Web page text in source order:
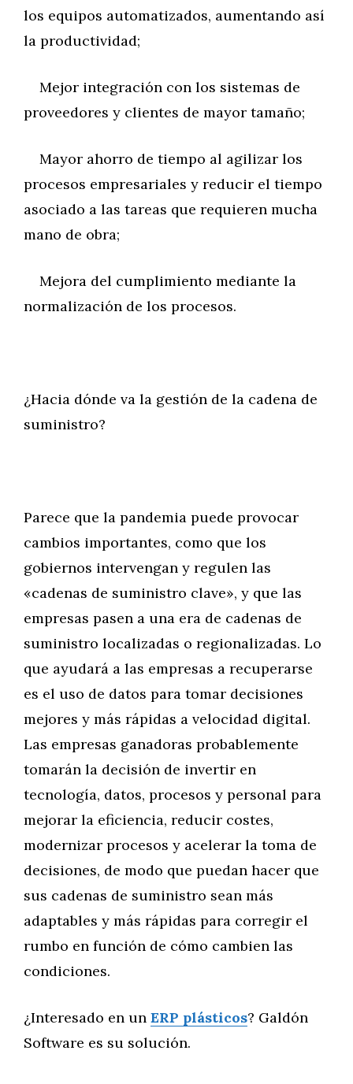
los equipos automatizados, aumentando así
la productividad;
Mejor integración con los sistemas de
proveedores y clientes de mayor tamaño;
Mayor ahorro de tiempo al agilizar los
procesos empresariales y reducir el tiempo
asociado a las tareas que requieren mucha
mano de obra;
Mejora del cumplimiento mediante la
normalización de los procesos.
¿Hacia dónde va la gestión de la cadena de
suministro?
Parece que la pandemia puede provocar
cambios importantes, como que los
gobiernos intervengan y regulen las
«cadenas de suministro clave», y que las
empresas pasen a una era de cadenas de
suministro localizadas o regionalizadas. Lo
que ayudará a las empresas a recuperarse
es el uso de datos para tomar decisiones
mejores y más rápidas a velocidad digital.
Las empresas ganadoras probablemente
tomarán la decisión de invertir en
tecnología, datos, procesos y personal para
mejorar la eficiencia, reducir costes,
modernizar procesos y acelerar la toma de
decisiones, de modo que puedan hacer que
sus cadenas de suministro sean más
adaptables y más rápidas para corregir el
rumbo en función de cómo cambien las
condiciones.
¿Interesado en un ERP plásticos? Galdón
Software es su solución.